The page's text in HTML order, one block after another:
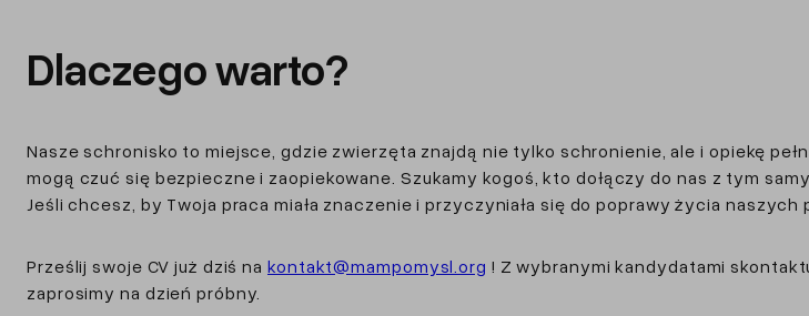
Dlaczego warto?
Nasze schronisko to miejsce, gdzie zwierzęta znajdą nie tylko schronienie, ale i opiekę
mogą czuć się bezpieczne i zaopiekowane. Szukamy kogoś, kto dołączy do nas z tym
Jeśli chcesz, by Twoja praca miała znaczenie i przyczyniała się do poprawy życia naszych
Prześlij swoje CV już dziś na kontakt@mampomysl.org ! Z wybranymi kandydatami
zaprosimy na dzień próbny.